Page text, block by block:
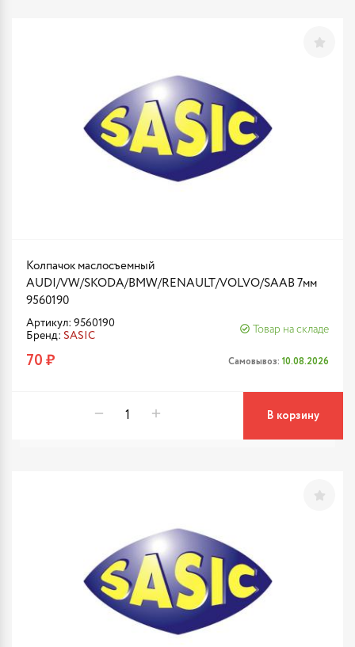
Колпачок маслосъемный
AUDI/VW/SKODA/BMW/RENAULT/VOLVO/SAAB 7мм
9560190
Артикул: 9560190
Бренд: SASIC
Товар на складе
70 ₽ Самовывоз: 10.08.2026
В корзину